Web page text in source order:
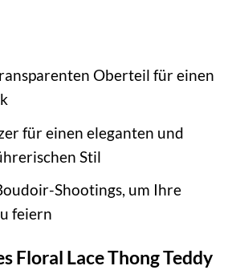
Oberteil für einen
für einen eleganten und
Stil
Shootings, um Ihre
feiern
Floral Lace Thong Teddy